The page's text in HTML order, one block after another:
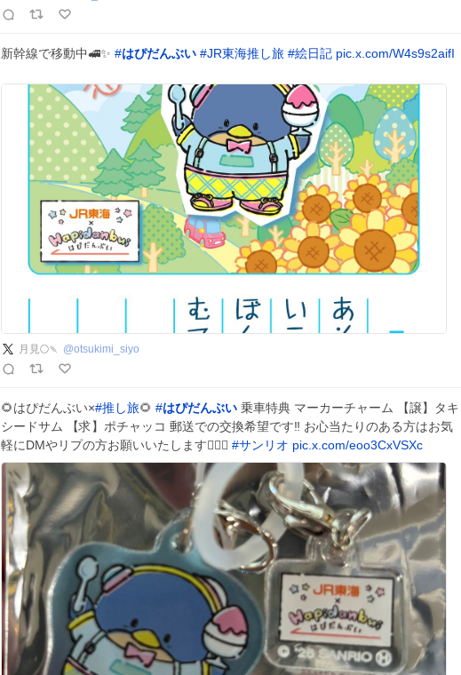
新幹線で移動中🚅✨ #はぴだんぶい #JR東海推し旅 #絵日記 pic.x.com/W4s9s2aifI
月見🌕🍡 @otsukimi_siyo
🌻​はぴだんぶい×#推し旅🌻 #はぴだんぶい 乗車特典 マーカーチャーム 【譲】タキ
シードサム 【求】ポチャッコ 郵送での交換希望です‼️ お心当たりのある方はお気
軽にDMやリプの方お願いいたします🙇🏻‍♀️ #サンリオ pic.x.com/eoo3CxVSXc